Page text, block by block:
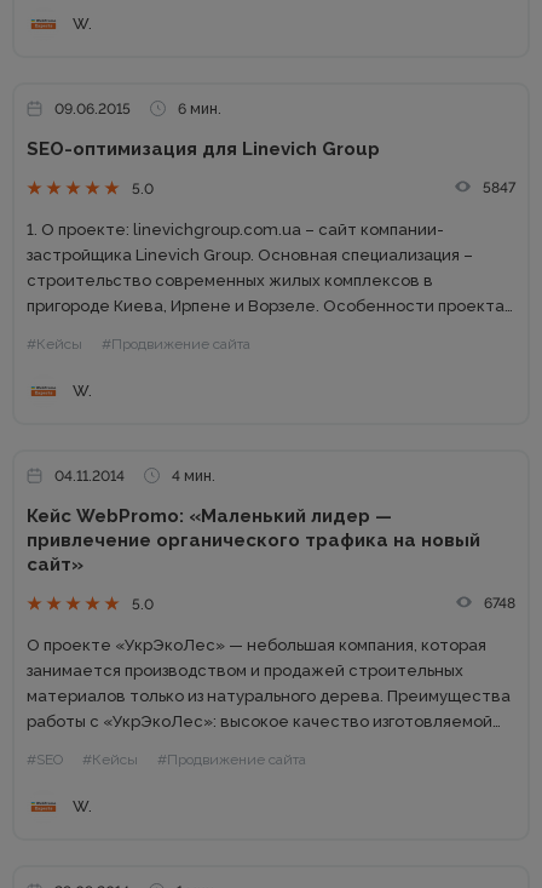
W.
09.06.2015 6 мин.
SEO-оптимизация для Linevich Group
5.0 5847
1. О проекте: linevichgroup.com.ua – сайт компании-
застройщика Linevich Group. Основная специализация –
строительство современных жилых комплексов в
пригороде Киева, Ирпене и Ворзеле. Особенности проекта:
связанным с недвижимостью от застройщика и квартирами
в новостройках. Занятие...
#Кейсы #Продвижение сайта
W.
04.11.2014 4 мин.
Кейс WebPromo: «Маленький лидер —
привлечение органического трафика на новый
сайт»
5.0 6748
О проекте «УкрЭкоЛес» — небольшая компания, которая
занимается производством и продажей строительных
материалов только из натурального дерева. Преимущества
работы с «УкрЭкоЛес»: высокое качество изготовляемой
сырья (хвойные породы дерева, ясень, липа, дуб, ольха);
огромный выбор продукции;...
#SEO #Кейсы #Продвижение сайта
W.